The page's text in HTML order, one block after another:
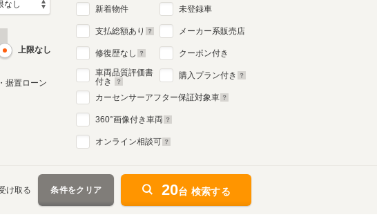
上限なし
据置ローン
新着物件
支払総額あり
修復歴なし
車両品質評価書
付き
未登録車
メーカー系販売店
クーポン付き
購入プラン付き
カーセンサーアフター保証対象車
360°画像付き車両
オンライン相談可
け取る 条件をクリア 20台 検索する